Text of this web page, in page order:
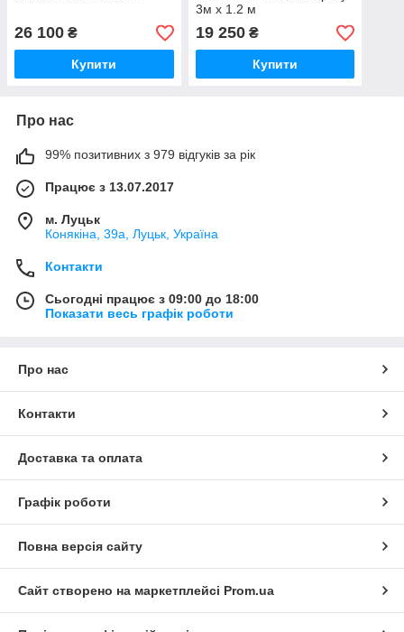
26 100 ₴
Купити
3м х 1.2 м
19 250₴
Купити
Про нас
99% позитивних з 979 відгуків за рік
Працює з 13.07.2017
м. Луцьк
Конякіна, 39а, Луцьк, Україна
Контакти
Сьогодні працює з 09:00 до 18:00
Показати весь графік роботи
Про нас
Контакти
Доставка та оплата
Графік роботи
Повна версія сайту
Сайт створено на маркетплейсі Prom.ua